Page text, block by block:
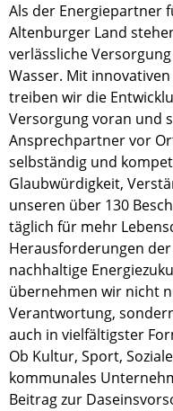
Als der Energiepartner
Altenburger Land
verlässliche
Wasser. Mit
treiben wir die
Versorgung voran und
Ansprechpartner vor
selbständig und
Glaubwürdigkeit,
unseren über 130
täglich für mehr
Herausforderungen
nachhaltige
übernehmen wir nicht
Verantwortung,
auch in vielfältigster
Ob Kultur, Sport,
kommunales
Beitrag zur